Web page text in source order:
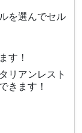
を選んでセル
す！
リアンレスト
きます！